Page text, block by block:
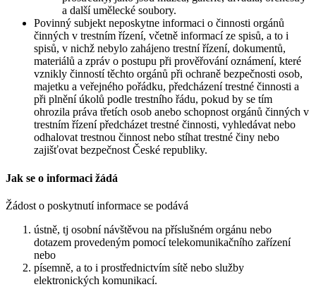
a další umělecké soubory.
Povinný subjekt neposkytne informaci o činnosti orgánů
činných v trestním řízení, včetně informací ze spisů, a to i
spisů, v nichž nebylo zahájeno trestní řízení, dokumentů,
materiálů a zpráv o postupu při prověřování oznámení, které
vznikly činností těchto orgánů při ochraně bezpečnosti osob,
majetku a veřejného pořádku, předcházení trestné činnosti a
při plnění úkolů podle trestního řádu, pokud by se tím
ohrozila práva třetích osob anebo schopnost orgánů činných v
trestním řízení předcházet trestné činnosti, vyhledávat nebo
odhalovat trestnou činnost nebo stíhat trestné činy nebo
zajišťovat bezpečnost České republiky.
Jak se o informaci žádá
Žádost o poskytnutí informace se podává
ústně, tj osobní návštěvou na příslušném orgánu nebo
dotazem provedeným pomocí telekomunikačního zařízení
nebo
písemně, a to i prostřednictvím sítě nebo služby
elektronických komunikací.